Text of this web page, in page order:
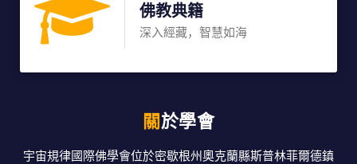
佛教典籍
深入經藏，智慧如海
關於學會
宇宙規律國際佛學會位於密歇根州奧克蘭縣斯普林菲爾德鎮